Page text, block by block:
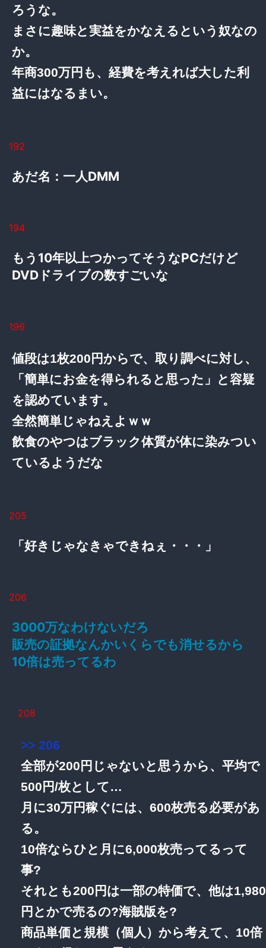
ろうな。
まさに趣味と実益をかなえるという奴なの
か。
年商300万円も、経費を考えれば大した利
益にはなるまい。
192
あだ名：一人DMM
194
もう10年以上つかってそうなPCだけど
DVDドライブの数すごいな
196
値段は1枚200円からで、取り調べに対し、
「簡単にお金を得られると思った」と容疑
を認めています。
全然簡単じゃねえよｗｗ
飲食のやつはブラック体質が体に染みつい
ているようだな
205
「好きじゃなきゃできねぇ・・・」
206
3000万なわけないだろ
販売の証拠なんかいくらでも消せるから
10倍は売ってるわ
208
>> 206
全部が200円じゃないと思うから、平均で
500円/枚として…
月に30万円稼ぐには、600枚売る必要があ
る。
10倍ならひと月に6,000枚売ってるって
事?
それとも200円は一部の特価で、他は1,980
円とかで売るの?海賊版を?
商品単価と規模（個人）から考えて、10倍